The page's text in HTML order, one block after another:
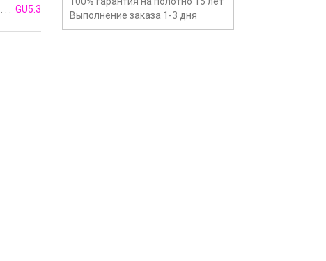
GU5.3
Выполнение заказа 1-3 дня